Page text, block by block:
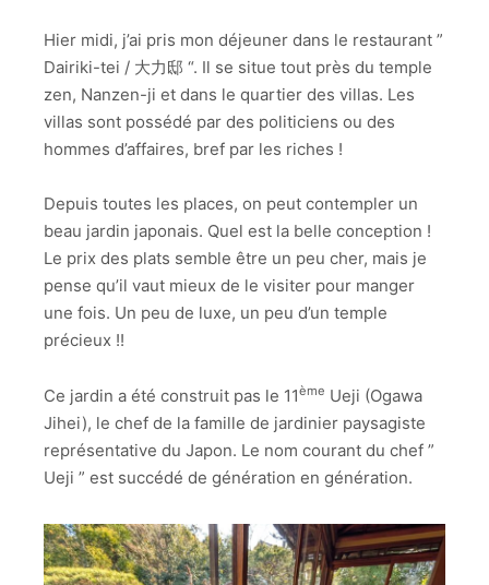
Hier midi, j’ai pris mon déjeuner dans le restaurant ”
Dairiki-tei / 大力邸 “. Il se situe tout près du temple
zen, Nanzen-ji et dans le quartier des villas. Les
villas sont possédé par des politiciens ou des
hommes d’affaires, bref par les riches !
Depuis toutes les places, on peut contempler un
beau jardin japonais. Quel est la belle conception !
Le prix des plats semble être un peu cher, mais je
pense qu’il vaut mieux de le visiter pour manger
une fois. Un peu de luxe, un peu d’un temple
précieux !!
Ce jardin a été construit pas le 11ème Ueji (Ogawa
Jihei), le chef de la famille de jardinier paysagiste
représentative du Japon. Le nom courant du chef ”
Ueji ” est succédé de génération en génération.